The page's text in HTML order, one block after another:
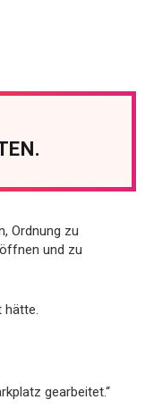
Ordnung zu
und zu
hätte.
gearbeitet.“